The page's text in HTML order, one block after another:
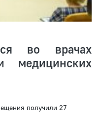
во врачах
медицинских
получили 27